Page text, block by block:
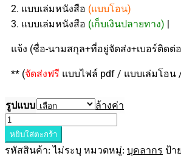
2. แบบเล่มหนังสือ (แบบโอน)
3. แบบเล่มหนังสือ (เก็บเงินปลายทาง) |
แจ้ง (ชื่อ-นามสกุล+ที่อยู่จัดส่ง+เบอร์ติดต่
** (จัดส่งฟรี แบบไฟล์ pdf / แบบเล่มโอน
รูปแบบ ล้างค่า
หยิบใส่ตะกร้า
รหัสสินค้า:ไม่ระบุ หมวดหมู่: บุคลากร ป้า